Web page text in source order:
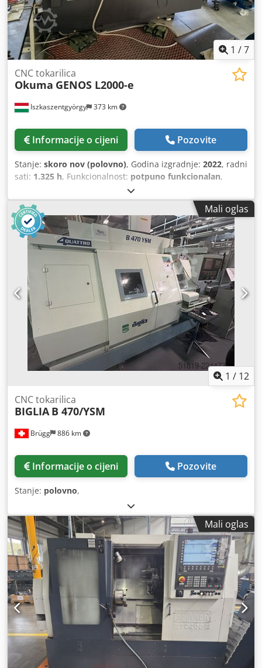
1 /7
Iszkaszentgyörgy 373 km
CNC tokarilica
Okuma GENOS L2000-e
Informacije o cijeni Pozovite
Stanje: skoro nov (polovno), Godina izgradnje: 2022, radni
sati: 1.325 h, Funkcionalnost: potpuno funkcionalan,
Mali oglas
1 / 12
Brügg 886 km
CNC tokarilica
BIGLIA B 470/YSM
Informacije o cijeni Pozovite
Stanje: polovno,
Mali oglas